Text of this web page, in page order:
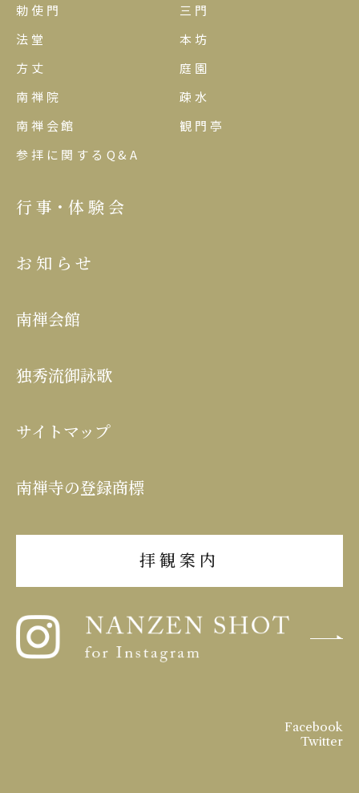
勅使門
三門
法堂
本坊
方丈
庭園
南禅院
疎水
南禅会館
観門亭
参拝に関するQ&A
行事･体験会
お知らせ
南禅会館
独秀流御詠歌
サイトマップ
南禅寺の登録商標
拝観案内
Facebook
Twitter